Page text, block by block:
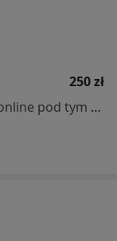
250 zł
Specjalista nie oferuje umawiania online pod tym adresem.